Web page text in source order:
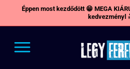
Éppen most kezdődött 😁 MEGA
kedvezményl